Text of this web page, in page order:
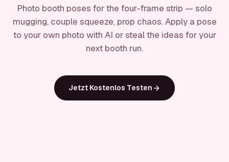
Photo booth poses for the four-frame strip — solo
mugging, couple squeeze, prop chaos. Apply a pose
to your own photo with AI or steal the ideas for your
next booth run.
Jetzt Kostenlos Testen